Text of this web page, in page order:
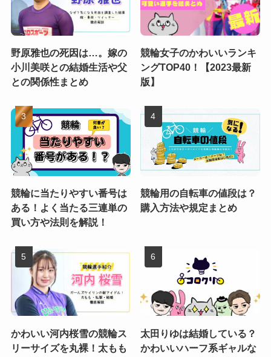
野原雅也の死因は…。嫁の
小川美咲との結婚生活や父
との関係性まとめ
競輪女子のかわいいランキ
ングTOP40！【2023最新
版】
競輪に当たりやすい番号は
ある！よく当たる三連単の
買い方や法則を解説！
競輪用の自転車の値段は？
購入方法や規定まとめ
かわいい河内桜雪の競輪ス
リーサイズを丸裸！太もも
太田りゆは結婚している？
かわいいハーフ系ギャルな